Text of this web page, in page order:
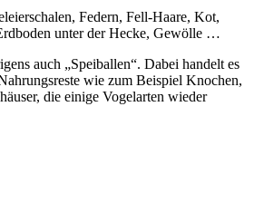
Federn, Fell-Haare, Kot,
unter der Hecke, Gewölle …
auch „Speiballen“. Dabei handelt es
wie zum Beispiel Knochen,
die einige Vogelarten wieder